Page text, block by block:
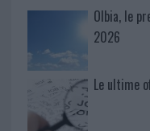
Olbia, le
2026
Le ultime